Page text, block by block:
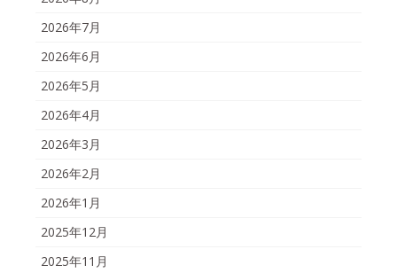
2026年7月
2026年6月
2026年5月
2026年4月
2026年3月
2026年2月
2026年1月
2025年12月
2025年11月